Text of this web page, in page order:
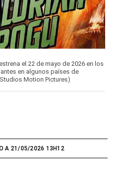
el 22 de mayo de 2026 en los
en algunos países de
Motion Pictures)
A 21/05/2026 13H12